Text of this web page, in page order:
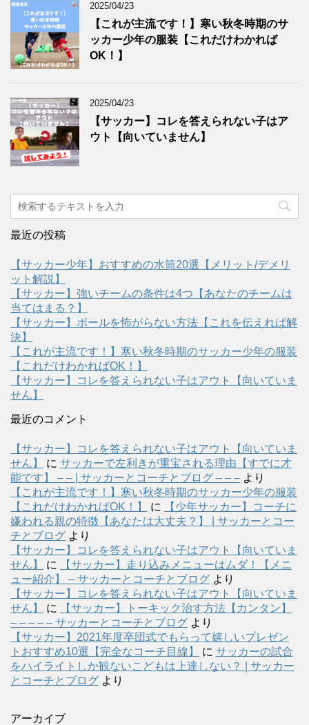
2025/04/23
【これが主流です！】寒い秋冬時期のサ
ッカー少年の服装【これだけわかれば
OK！】
2025/04/23
【サッカー】コレを答えられない子はア
ウト【向いていません】
最近の投稿
【サッカー少年】おすすめの水筒20選【メリット/デメリ
ット解説】
【サッカー】強いチームの条件は4つ【あなたのチームは
当てはまる？】
【サッカー】ボールを怖がらない方法【これを伝えれば解
決】
【これが主流です！】寒い秋冬時期のサッカー少年の服装
【これだけわかればOK！】
【サッカー】コレを答えられない子はアウト【向いていま
せん】
最近のコメント
【サッカー】コレを答えられない子はアウト【向いていま
せん】
に サッカーで左利きが重宝される理由【すでに才
能です】 – – | サッカーとコーチとブログ – – – より
【これが主流です！】寒い秋冬時期のサッカー少年の服装
【これだけわかればOK！】
に
【少年サッカー】コーチに
嫌われる親の特徴【あなたは大丈夫？】 | サッカーとコー
チとブログ より
【サッカー】コレを答えられない子はアウト【向いていま
せん】
に
【サッカー】走り込みメニューはムダ！【メニ
ュー紹介】 – サッカーとコーチとブログ より
【サッカー】コレを答えられない子はアウト【向いていま
せん】
に
【サッカー】トーキック治す方法【カンタン】
– – – – – サッカーとコーチとブログ より
【サッカー】2021年度卒団式でもらって嬉しいプレゼン
トおすすめ10選【完全なコーチ目線】
に サッカーの試合
をハイライトしか観ないこどもは上達しない？ | サッカー
とコーチとブログ より
アーカイブ